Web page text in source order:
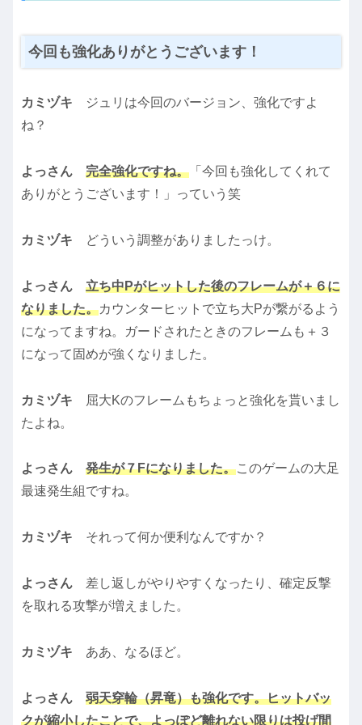
今回も強化ありがとうございます！
カミヅキ ジュリは今回のバージョン、強化ですよ
ね？
よっさん 完全強化ですね。 「今回も強化してくれて
ありがとうございます！」っていう笑
カミヅキ どういう調整がありましたっけ。
よっさん
立ち中Pがヒットした後のフレームが＋６に
なりました。カウンターヒットで立ち大Pが繋がるよう
になってますね。ガードされたときのフレームも＋３
になって固めが強くなりました。
カミヅキ 屈大Kのフレームもちょっと強化を貰いまし
たよね。
よっさん 発生が７Fになりました。このゲームの大足
最速発生組ですね。
カミヅキ それって何か便利なんですか？
よっさん 差し返しがやりやすくなったり、確定反撃
を取れる攻撃が増えました。
カミヅキ ああ、なるほど。
よっさん
弱天穿輪（昇竜）も強化です。ヒットバッ
クが縮小したことで、よっぽど離れない限りは投げ間